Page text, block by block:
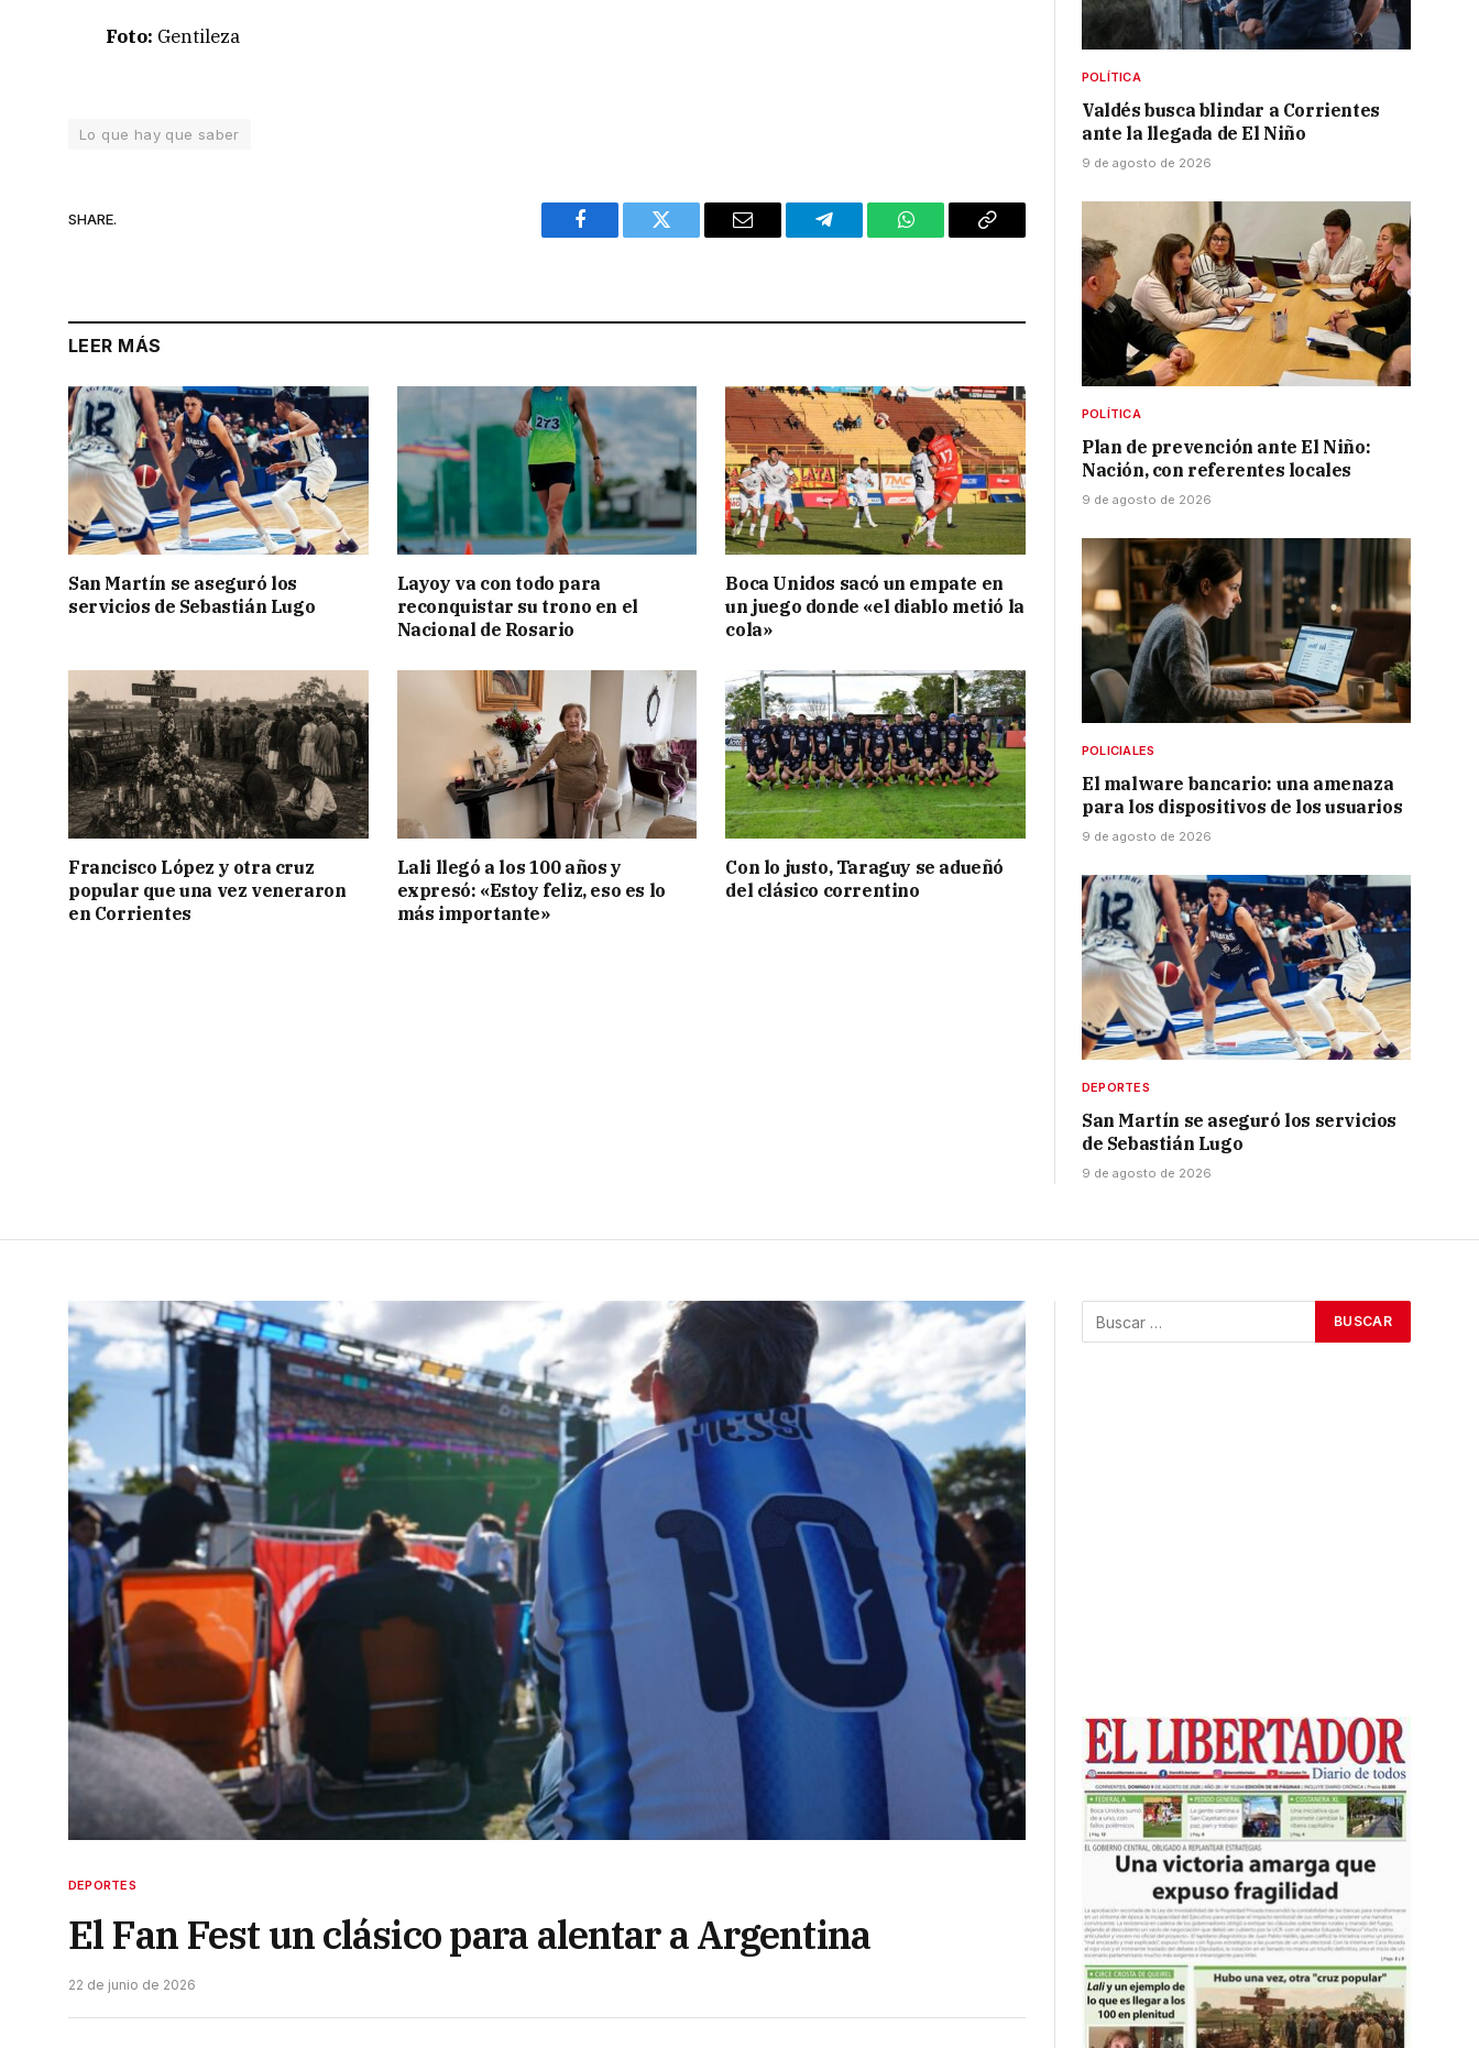
Foto: Gentileza
Lo que hay que saber
SHARE.
Facebook Twitter Email Telegram WhatsAppCopy
LEER MÁS
San Martín se aseguró los
servicios de Sebastián Lugo
Layoy va con todo para
reconquistar su trono en el
Nacional de Rosario
Boca Unidos sacó un empate en
un juego donde «el diablo metió la
cola»
Francisco López y otra cruz
popular que una vez veneraron
en Corrientes
Lali llegó a los 100 años y
expresó: «Estoy feliz, eso es lo
más importante»
Con lo justo, Taraguy se adueñó
del clásico correntino
POLÍTICA
Valdés busca blindar a Corrientes
ante la llegada de El Niño
9 de agosto de 2026
POLÍTICA
Plan de prevención ante El Niño:
Nación, con referentes locales
9 de agosto de 2026
POLICIALES
El malware bancario: una amenaza
para los dispositivos de los usuarios
9 de agosto de 2026
DEPORTES
San Martín se aseguró los servicios
de Sebastián Lugo
9 de agosto de 2026
DEPORTES
El Fan Fest un clásico para alentar a Argentina
22 de junio de 2026